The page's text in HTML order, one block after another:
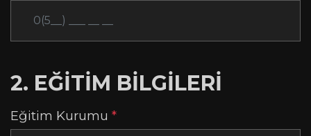
2. EĞİTİM BİLGİLERİ
Eğitim Kurumu *